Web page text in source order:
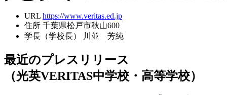
URL https://www.veritas.ed.jp
住所 千葉県松戸市秋山600
学長（学校長）
川並 芳純
最近のプレスリリース
（光英VERITAS中学校・高等学校）